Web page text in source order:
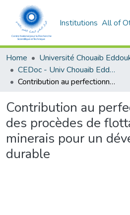
Institutions All of
Home
CEDoc - Univ Chouaib Eddoukali
Contribution au perfectionnement des procèdes de flottation des minerais pour un développement durable
Contribution au
des procèdes de
minerais pour un
durable